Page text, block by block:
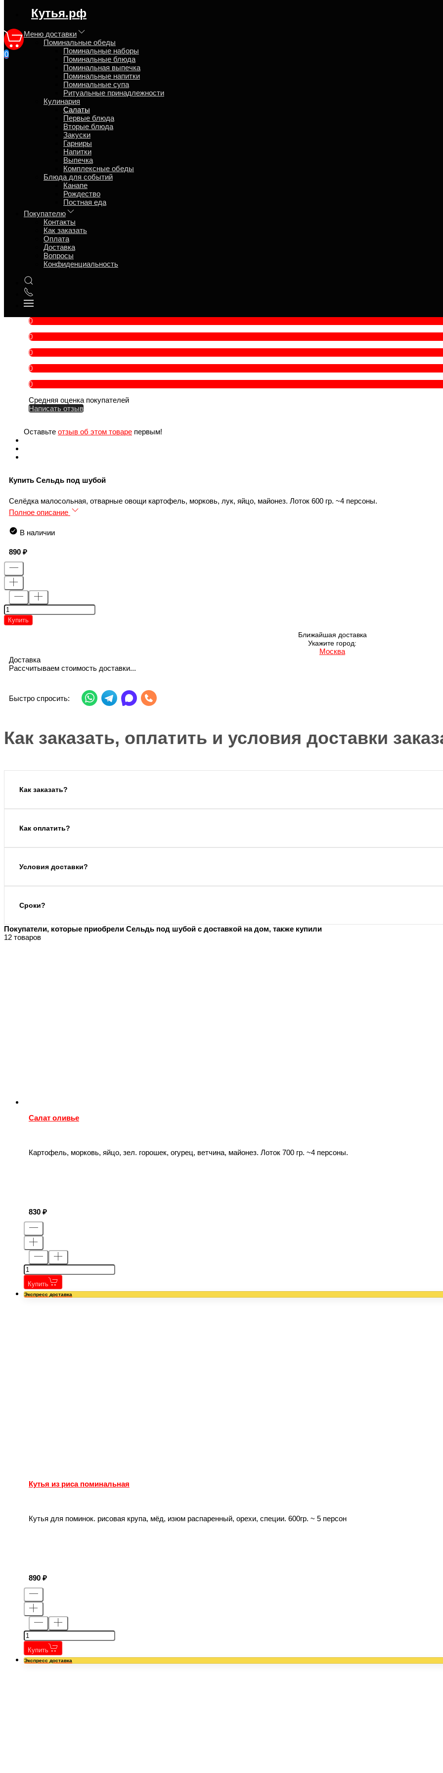
регион доставки:
Кутья.рф
Меню доставки
Поминальные обеды
Поминальные наборы
Поминальные блюда
Поминальная выпечка
Поминальные напитки
Поминальные супа
Ритуальные принадлежности
Кулинария
Салаты
Первые блюда
Вторые блюда
Закуски
Гарниры
Напитки
Выпечка
Комплексные обеды
Блюда для событий
Канапе
Рождество
Постная еда
Покупателю
Контакты
Как заказать
Оплата
Доставка
Вопросы
Конфиденциальность
0
Сельдь под шубой с доставкой на дом
Кулинария
Салаты
Характеристики
Страница
Страница
Селёдка малосольная, отварные овощи картофель, морковь, лук, яйцо, майонез. Лоток 600 гр. ~4 персоны.
Время приготовления
t° хранения
Срок годности
Повод
В составе есть
Категория товара
Идёт в комплекс
Персон
Вес
Бренд
Сельдь под шубой с доставкой на дом отзывы
0
0
0
0
0
Средняя оценка покупателей
Написать отзыв
Оставьте отзыв об этом товаре первым!
Купить Сельдь под шубой
Селёдка малосольная, отварные овощи картофель, морковь, лук, яйцо, майонез. Лоток 600 гр. ~4 персоны.
Полное описание
В наличии
890
Купить
Ближайшая доставка
Укажите город:
Москва
Доставка
Рассчитываем стоимость доставки...
Быстро спросить:
Как заказать, оплатить и условия доставки
Как заказать?
Как оплатить?
Условия доставки?
Сроки?
Покупатели, которые приобрели Сельдь под шубой с доставкой на дом, также купили
12 товаров
Салат оливье
Картофель, морковь, яйцо, зел. горошек, огурец, ветчина, майонез. Лоток 700 гр. ~4 персоны.
830
Купить
Экспресс доставка
Кутья из риса поминальная
Кутья для поминок. рисовая крупа, мёд, изюм распаренный, орехи, специи. 600гр. ~ 5 персон
890
Купить
Экспресс доставка